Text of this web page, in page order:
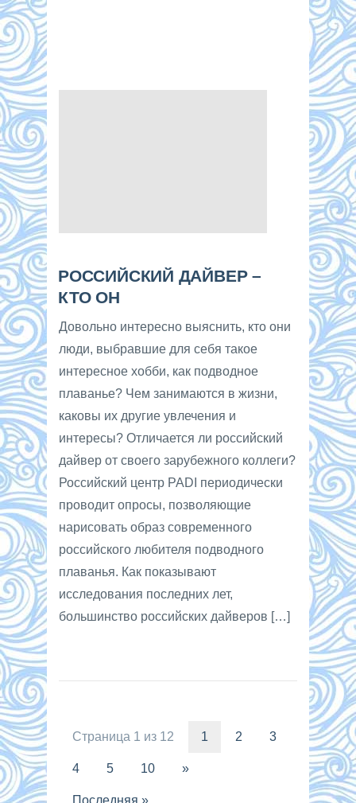
РОССИЙСКИЙ ДАЙВЕР –
КТО ОН
Довольно интересно выяснить, кто они
люди, выбравшие для себя такое
интересное хобби, как подводное
плаванье? Чем занимаются в жизни,
каковы их другие увлечения и
интересы? Отличается ли российский
дайвер от своего зарубежного коллеги?
Российский центр PADI периодически
проводит опросы, позволяющие
нарисовать образ современного
российского любителя подводного
плаванья. Как показывают
исследования последних лет,
большинство российских дайверов […]
Страница 1 из 12 1 2 3
4 5 10 »
Последняя »